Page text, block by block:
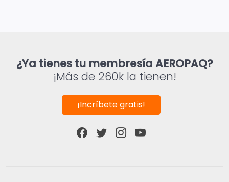
¿Ya tienes tu membresía AEROPAQ?
¡Más de 260k la tienen!
¡Incríbete gratis!